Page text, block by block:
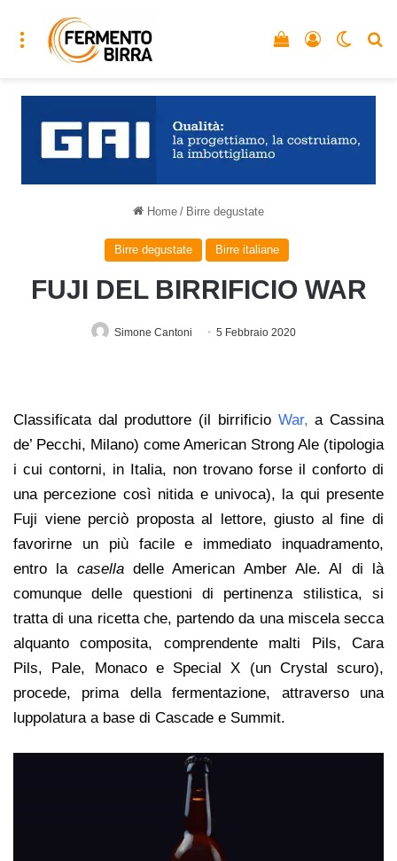
Menu Accedi
Vedi il carrello
Home / Birre degustate
Birre degustate Birre italiane
FUJI DEL BIRRIFICIO WAR
Simone Cantoni 5 Febbraio 2020
Classificata dal produttore (il birrificio War, a Cassina
de’ Pecchi, Milano) come American Strong Ale (tipologia
i cui contorni, in Italia, non trovano forse il conforto di
una percezione così nitida e univoca), la qui presente
Fuji viene perciò proposta al lettore, giusto al fine di
favorirne un più facile e immediato inquadramento,
entro la caselladelle American Amber Ale. Al di là
comunque delle questioni di pertinenza stilistica, si
tratta di una ricetta che, partendo da una miscela secca
alquanto composita, comprendente malti Pils, Cara
Pils, Pale, Monaco e Special X (un Crystal scuro),
procede, prima della fermentazione, attraverso una
luppolatura a base di Cascade e Summit.